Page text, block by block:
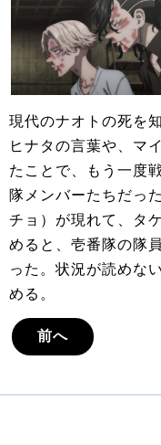
現代のナオトの死を
ヒナタの言葉や、マ
たことで、もう一度
隊メンバーたちだっ
チョ）が現れて、タ
めると、壱番隊の隊
った。状況が読めな
める。
前へ